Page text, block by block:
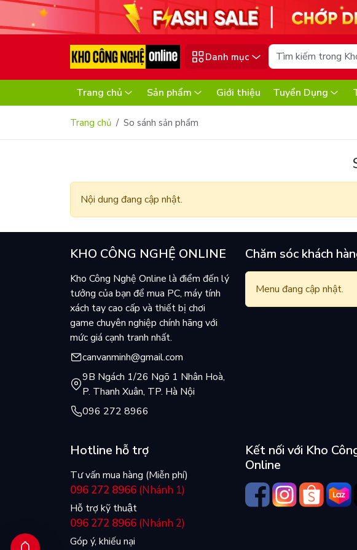
Danh mục
Trang chủ Sản phẩm Giới thiệu Tuyển Dụng
Trang chủ So sánh sản phẩm
Nội dung đang cập nhật.
KHO CÔNG NGHỆ ONLINE
Kho Công Nghệ Online là điểm đến lý
tưởng của bạn để mua PC, máy tính
xách tay cao cấp và thiết bị chơi
game chuyên nghiệp chính hãng với
mức giá cạnh tranh nhất.
canvanminh@gmail.com
9B Ngách 1/26 Ngõ 1 Nhân Hoà,
P. Thanh Xuân, TP. Hà Nội
096 272 8966
Chăm sóc khách
Menu đang cập nhật.
Hotline hỗ trợ
Tư vấn mua hàng (Miễn phí)
096 272 8966 (Nhánh 1)
Hỗ trợ kỹ thuật
096 272 8966 (Nhánh 2)
Góp ý, khiếu nại
Kết nối với Kho
Online